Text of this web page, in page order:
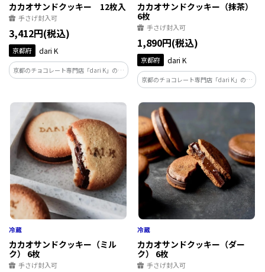
カカオサンドクッキー 12枚入
手さげ封入可
3,412円(税込)
京都府 dari K
京都のチョコレート専門店「dari K」の代
表商品。インドネシアのカカオ農家と栽
オ豆を使用。ダークとミルクの2種類が、
6枚ずつ入っています。
カカオサンドクッキー（抹茶）
6枚
手さげ封入可
1,890円(税込)
京都府 dari K
京都のチョコレート専門店「dari K」の代
表商品。インドネシアのカカオ農家と栽
培から一貫して管理したこだわりのカカ
オ豆を使用。石臼挽きで香り高く仕上げ
た宇治抹茶の深い味わい。
カカオサンドクッキー（ミル
ク） 6枚
手さげ封入可
カカオサンドクッキー（ダー
ク） 6枚
手さげ封入可